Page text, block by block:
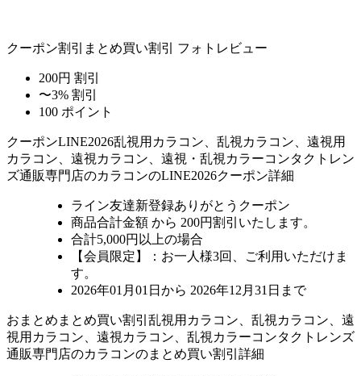
クーポン割引 まとめ買い割引 フォトレビュー
200円 割引
〜3% 割引
100 ポイント
クーポンLINE2026乱視用カラコン、乱視カラコン、遠視用
カラコン、遠視カラコン、遠視・乱視カラーコンタクトレン
ズ通販専門店のカラコンのLINE2026クーポン詳細
ライン友達新登録ありがとうクーポン
商品合計金額 から 200円割引 いたします。
合計5,000円以上の場合
【会員限定】：お一人様3回
、ご利用いただけま
す。
2026年01月01日から 2026年12月31日まで
おまとめ まとめ買い割引 乱視用カラコン、乱視カラコン、遠
視用カラコン、遠視カラコン、乱視カラーコンタクトレンズ
通販専門店のカラコンのまとめ買い割引詳細